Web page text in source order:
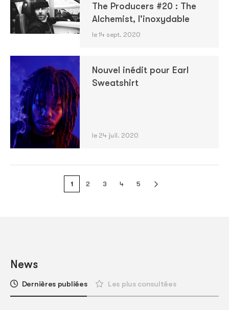
The Producers #20 : The
Alchemist, l'inoxydable
le 14 sept. 2020
Nouvel inédit pour Earl
Sweatshirt
le 24 juil. 2020
1 2 3 4 5
News
Dernières publiées Les plus consultées